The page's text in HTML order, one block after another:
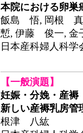
本院における卵巣
飯島 悟, 岡根
慙, 伊藤 俊一,
日本産科婦人科学
【一般演題】
妊娠・分娩・産褥
新しい産褥乳房管
根津 八紘